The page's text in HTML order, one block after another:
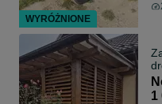
1
WYRÓŻNIONE